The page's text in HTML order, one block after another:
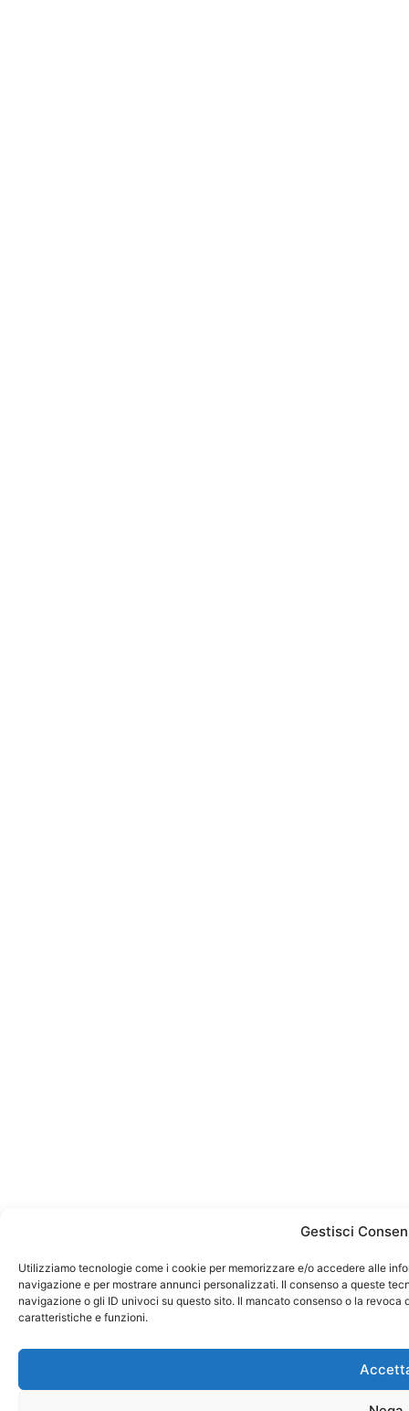
Gestisci
Utilizziamo tecnologie come i cookie per memorizzare e/o accedere alle
navigazione e per mostrare annunci personalizzati. Il consenso a queste
navigazione o gli ID univoci su questo sito. Il mancato consenso o la
caratteristiche e funzioni.